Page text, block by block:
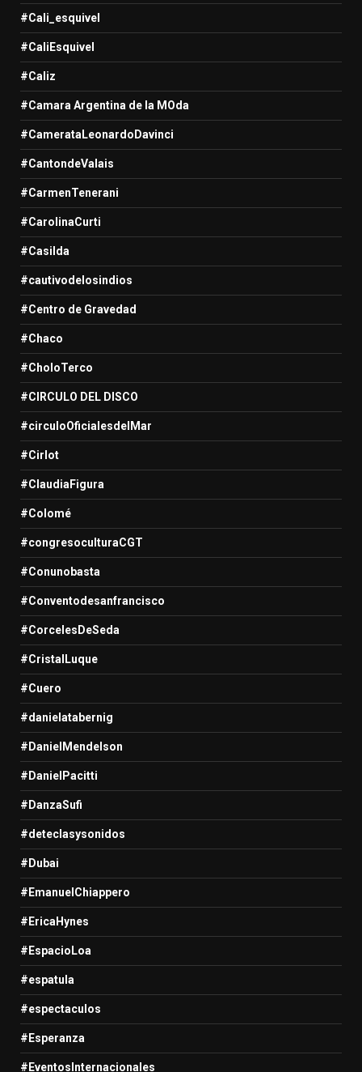
#Cali_esquivel
#CaliEsquivel
#Caliz
#Camara Argentina de la MOda
#CamerataLeonardoDavinci
#CantondeValais
#CarmenTenerani
#CarolinaCurti
#Casilda
#cautivodelosindios
#Centro de Gravedad
#Chaco
#CholoTerco
#CIRCULO DEL DISCO
#circuloOficialesdelMar
#Cirlot
#ClaudiaFigura
#Colomé
#congresoculturaCGT
#Conunobasta
#Conventodesanfrancisco
#CorcelesDeSeda
#CristalLuque
#Cuero
#danielatabernig
#DanielMendelson
#DanielPacitti
#DanzaSufi
#deteclasysonidos
#Dubai
#EmanuelChiappero
#EricaHynes
#EspacioLoa
#espatula
#espectaculos
#Esperanza
#EventosInternacionales